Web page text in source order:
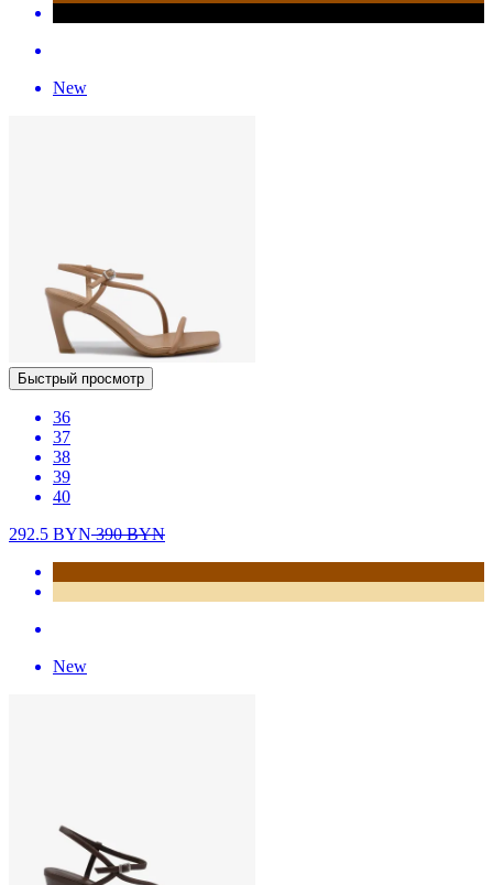
New
Быстрый просмотр
36
37
38
39
40
292.5 BYN390BYN
New